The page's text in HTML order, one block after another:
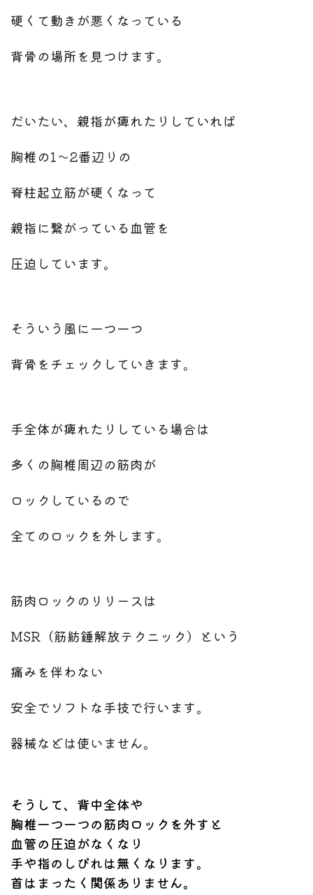
硬くて動きが悪くなっている
背骨の場所を見つけます。
だいたい、親指が痺れたりしていれば
胸椎の1〜2番辺りの
脊柱起立筋が硬くなって
親指に繋がっている血管を
圧迫しています。
そういう風に一つ一つ
背骨をチェックしていきます。
手全体が痺れたりしている場合は
多くの胸椎周辺の筋肉が
ロックしているので
全てのロックを外します。
筋肉ロックのリリースは
MSR（筋紡錘解放テクニック）という
痛みを伴わない
安全でソフトな手技で行います。
器械などは使いません。
そうして、背中全体や
胸椎一つ一つの筋肉ロックを外すと
血管の圧迫がなくなり
手や指のしびれは無くなります。
首はまったく関係ありません。